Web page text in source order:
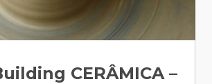
CERÂMICA –